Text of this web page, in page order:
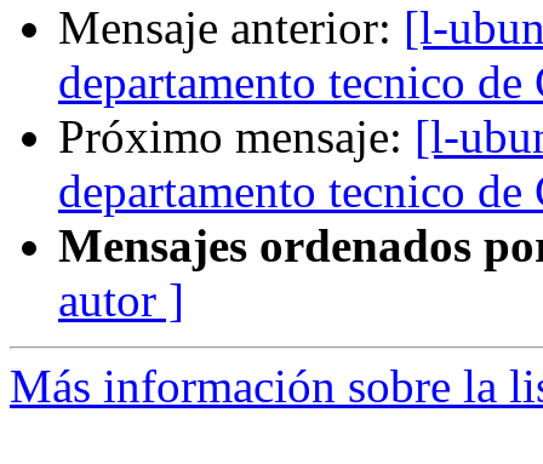
Mensaje anterior: [l-
departamento tecnico
Próximo mensaje: [l-
departamento tecnico
Mensajes ordenados
autor ]
Más información sobre la